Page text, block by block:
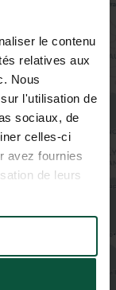
le contenu
relatives aux
Nous
l'utilisation de
sociaux, de
celles-ci
avez fournies
de leurs